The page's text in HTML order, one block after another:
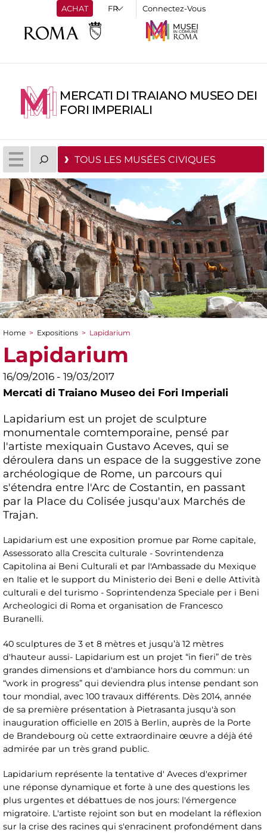
ACHAT Connectez-Vous
MERCATI DI TRAIANO MUSEO DEI
FORI IMPERIALI
TOUS LES MUSÉES CIVIQUES
You are here
Home > Expositions > Lapidarium
Lapidarium
16/09/2016 - 19/03/2017
Mercati di Traiano Museo dei Fori Imperiali
Lapidarium est un projet de sculpture
monumentale comtemporaine, pensé par
l'artiste mexiquain Gustavo Aceves, qui se
déroulera dans un espace de la suggestive zone
archéologique de Rome, un parcours qui
s'étendra entre l'Arc de Costantin, en passant
par la Place du Colisée jusqu'aux Marchés de
Trajan.
Lapidarium est une exposition promue par Rome capitale,
Assessorato alla Crescita culturale - Sovrintendenza
Capitolina ai Beni Culturali et par l'Ambassade du Mexique
en Italie et le support du Ministerio dei Beni e delle Attività
culturali e del turismo - Soprintendenza Speciale per i Beni
Archeologici di Roma et organisation de Francesco
Buranelli.
40 sculptures de 3 et 8 mètres et jusqu’à 12 mètres
d'hauteur aussi- Lapidarium est un projet “in fieri” de très
grandes dimensions et d'ambiance hors du commun: un
“work in progress” qui deviendra plus intense pendant son
tour mondial, avec 100 travaux différents. Dès 2014, année
de sa première présentation à Pietrasanta jusqu'à son
inauguration officielle en 2015 à Berlin, auprès de la Porte
de Brandebourg où cette extraordinaire œuvre a déjà été
admirée par un très grand public.
Lapidarium représente la tentative d' Aveces d'exprimer
une réponse dynamique et forte à une des questions les
plus urgentes et débattues de nos jours: l'émergence
migratoire. L'artiste rejoint son but en modelant la réflexion
sur la crise des racines qui s'enracinent profondément dans